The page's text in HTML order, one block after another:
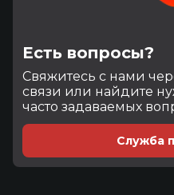
Есть вопросы?
Cвяжитесь с нами
связи или найдите
часто задаваемых
Служба